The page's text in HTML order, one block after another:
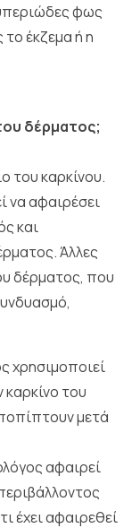
φως
έκζεμα ή η
δέρματος;
του καρκίνου.
να αφαιρέσει
και
Άλλες
δέρματος, που
χρησιμοποιεί
του
μετά
αφαιρεί
έχει αφαιρεθεί